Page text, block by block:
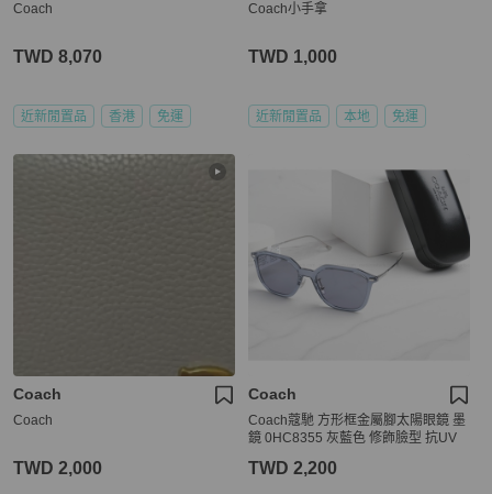
Coach
TWD 8,070
近新閒置品 香港 免運
Coach小手拿
TWD 1,000
近新閒置品 本地 免運
Coach
Coach
TWD 2,000
Coach
Coach蔻馳 方形框金屬腳太陽眼鏡 墨
鏡 0HC8355 灰藍色 修飾臉型 抗UV
TWD 2,200